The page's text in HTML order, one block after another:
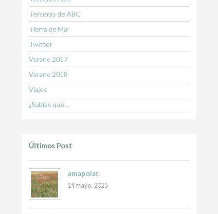
Terceras de ABC
Tierra de Mar
Twitter
Verano 2017
Verano 2018
Viajes
¿Sabías que…
Últimos Post
amapolar.
14 mayo, 2025